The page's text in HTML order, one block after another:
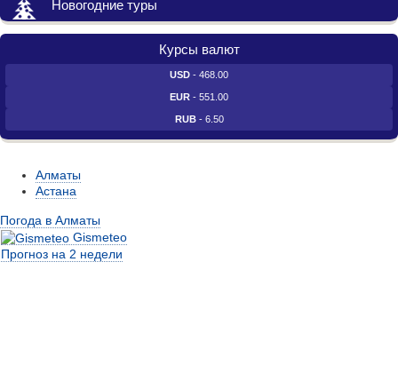
Новогодние туры
Курсы валют
USD - 468.00
EUR - 551.00
RUB- 6.50
Алматы
Астана
Погода в Алматы
Gismeteo
Прогноз на 2 недели